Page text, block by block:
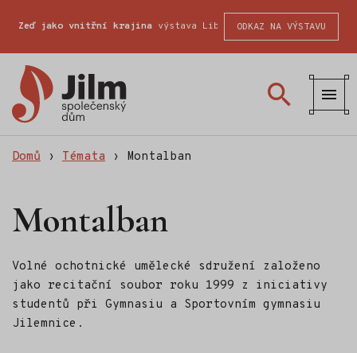
Zeď jako vnitřní krajina výstava Liberecké školy fotografické
ODKAZ NA VÝSTAVU
Domů › Témata › Montalban
Montalban
Volné ochotnické umělecké sdružení založeno
jako recitační soubor roku 1999 z iniciativy
studentů při Gymnasiu a Sportovním gymnasiu
Jilemnice.